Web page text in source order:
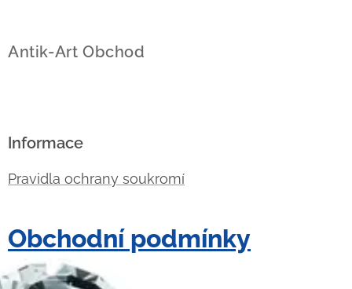
Antik-Art Obchod
Informace
Pravidla ochrany soukromí
Obchodní podmínky